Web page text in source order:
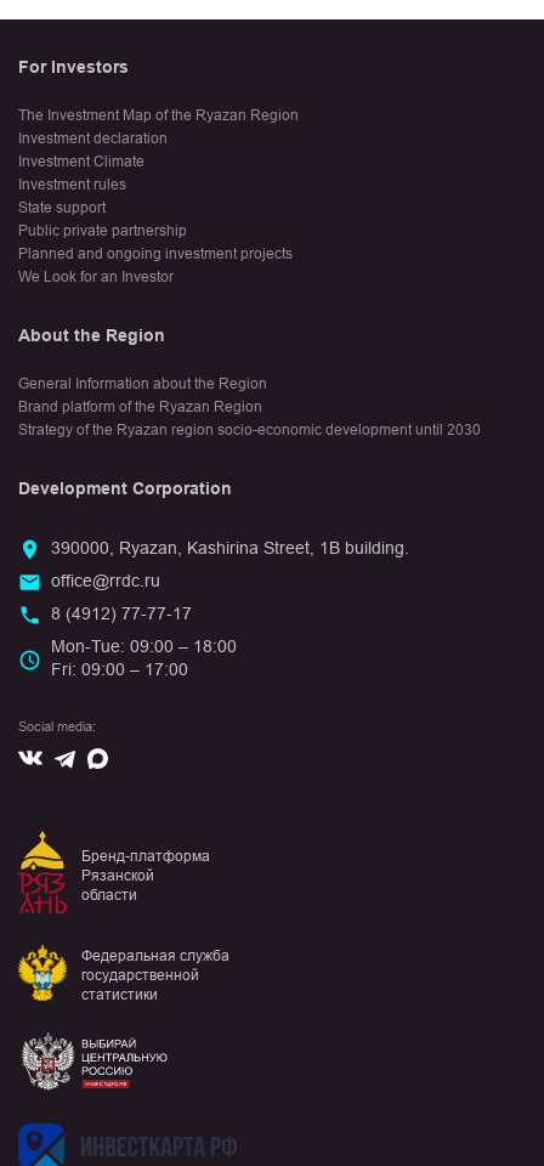
For Investors
The Investment Map of the Ryazan Region
Investment declaration
Investment Climate
Investment rules
State support
Public private partnership
Planned and ongoing investment projects
We Look for an Investor
About the Region
General Information about the Region
Brand platform of the Ryazan Region
Strategy of the Ryazan region socio-economic development until 2030
Development Corporation
390000, Ryazan, Kashirina Street, 1B building.
office@rrdc.ru
8 (4912) 77-77-17
Mon-Tue: 09:00 – 18:00
Fri: 09:00 – 17:00
Social media:
Вконтакте
Telegram
Max
Бренд-платформа
Рязанской
области
Федеральная служба
государственной
статистики